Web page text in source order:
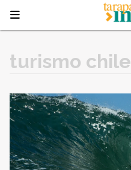
turismo chile